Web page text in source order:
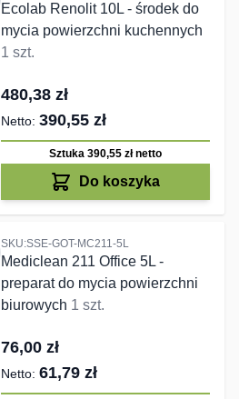
Ecolab Renolit 10L - środek do
mycia powierzchni kuchennych
1 szt.
480,38 zł
390,55 zł
Sztuka 390,55 złnetto
Do koszyka
SKU:SSE-GOT-MC211-5L
Mediclean 211 Office 5L -
preparat do mycia powierzchni
biurowych 1 szt.
76,00 zł
61,79 zł